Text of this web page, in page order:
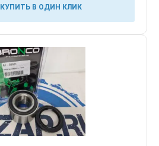
КУПИТЬ В ОДИН КЛИК